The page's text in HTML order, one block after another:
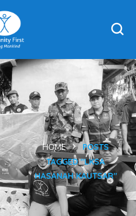
HOME
POSTS
TAGGED "LKSA
HASANAH KAUTSAR"